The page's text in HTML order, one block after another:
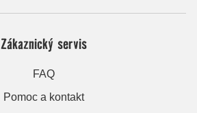
Zákaznický servis
FAQ
Pomoc a kontakt